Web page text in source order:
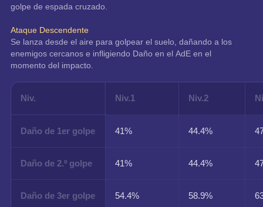
golpe de espada cruzado.
Ataque Descendente
Se lanza desde el aire para golpear el suelo, dañando a los
enemigos cercanos e infligiendo Daño en el AdE en el
momento del impacto.
Niv. Niv.1 Niv.2
Daño de 1er golpe 41% 44.4%
Daño de 2.º golpe 41% 44.4%
Daño de 3er golpe 54.4% 58.9%